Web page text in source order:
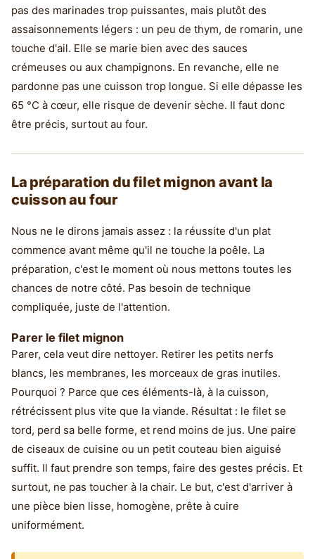
pas des marinades trop puissantes, mais plutôt des
assaisonnements légers : un peu de thym, de romarin, une
touche d'ail. Elle se marie bien avec des sauces
crémeuses ou aux champignons. En revanche, elle ne
pardonne pas une cuisson trop longue. Si elle dépasse les
65 °C à cœur, elle risque de devenir sèche. Il faut donc
être précis, surtout au four.
La préparation du filet mignon avant la
cuisson au four
Nous ne le dirons jamais assez : la réussite d'un plat
commence avant même qu'il ne touche la poêle. La
préparation, c'est le moment où nous mettons toutes les
chances de notre côté. Pas besoin de technique
compliquée, juste de l'attention.
Parer le filet mignon
Parer, cela veut dire nettoyer. Retirer les petits nerfs
blancs, les membranes, les morceaux de gras inutiles.
Pourquoi ? Parce que ces éléments-là, à la cuisson,
rétrécissent plus vite que la viande. Résultat : le filet se
tord, perd sa belle forme, et rend moins de jus. Une paire
de ciseaux de cuisine ou un petit couteau bien aiguisé
suffit. Il faut prendre son temps, faire des gestes précis. Et
surtout, ne pas toucher à la chair. Le but, c'est d'arriver à
une pièce bien lisse, homogène, prête à cuire
uniformément.